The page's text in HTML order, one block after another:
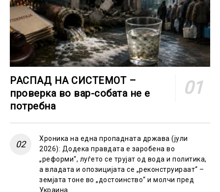
РАСПАД НА СИСТЕМОТ –
проверка во вар-собата не е
потребна
Хроника на една пропадната држава (јули
2026): Додека правдата е заробена во
„реформи“, луѓето се трујат од вода и политика,
а владата и опозицијата се „реконструираат“ –
земјата тоне во „достоинство“ и молчи пред
Украина